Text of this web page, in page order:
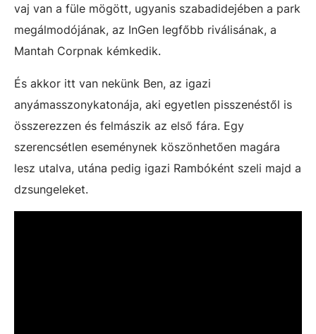
vaj van a füle mögött, ugyanis szabadidejében a park
megálmodójának, az InGen legfőbb riválisának, a
Mantah Corpnak kémkedik.
És akkor itt van nekünk Ben, az igazi
anyámasszonykatonája, aki egyetlen pisszenéstől is
összerezzen és felmászik az első fára. Egy
szerencsétlen eseménynek köszönhetően magára
lesz utalva, utána pedig igazi Rambóként szeli majd a
dzsungeleket.